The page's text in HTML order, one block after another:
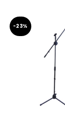
-23%